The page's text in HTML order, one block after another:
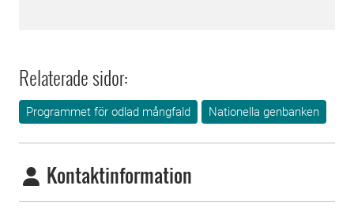
Relaterade sidor:
Programmet för odlad mångfald Nationella genbanken
Kontaktinformation